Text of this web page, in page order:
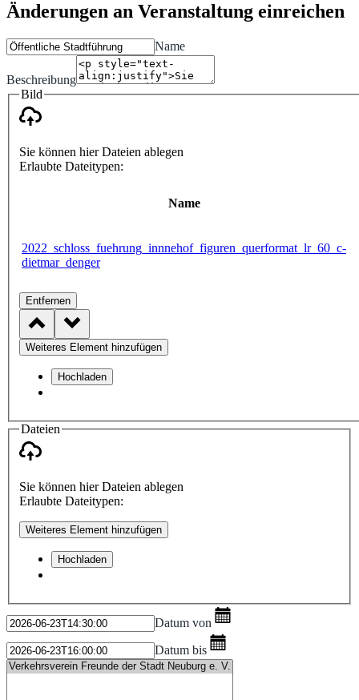
Änderungen an Veranstaltung einreichen
Name
Beschreibung
Bild
Sie können hier Dateien ablegen
Erlaubte Dateitypen:
Name
2022_schloss_fuehrung_innnehof_figuren_querformat_lr_60_c-
dietmar_denger
Entfernen
Weiteres Element hinzufügen
Hochladen
Dateien
Sie können hier Dateien ablegen
Erlaubte Dateitypen:
Weiteres Element hinzufügen
Hochladen
Datum von
Datum bis